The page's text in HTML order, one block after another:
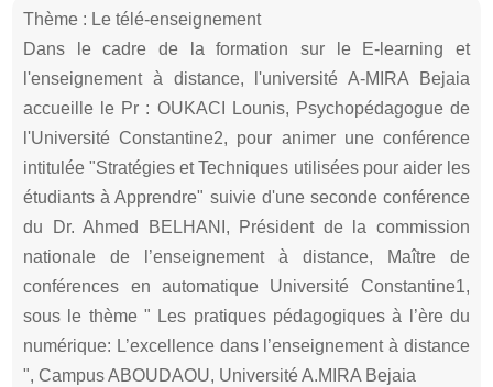
Thème : Le télé-enseignement
Dans le cadre de la formation sur le E-learning et
l'enseignement à distance, l'université A-MIRA Bejaia
accueille le Pr : OUKACI Lounis, Psychopédagogue de
l'Université Constantine2, pour animer une conférence
intitulée "Stratégies et Techniques utilisées pour aider les
étudiants à Apprendre" suivie d'une seconde conférence
du Dr. Ahmed BELHANI, Président de la commission
nationale de l’enseignement à distance, Maître de
conférences en automatique Université Constantine1,
sous le thème " Les pratiques pédagogiques à l’ère du
numérique: L’excellence dans l’enseignement à distance
", Campus ABOUDAOU, Université A.MIRA Bejaia